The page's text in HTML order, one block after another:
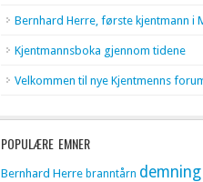
Bernhard Herre, første kjentmann i
Kjentmannsboka gjennom tidene
Velkommen til nye Kjentmenns
POPULÆRE EMNER
Bernhard Herre branntårn demning